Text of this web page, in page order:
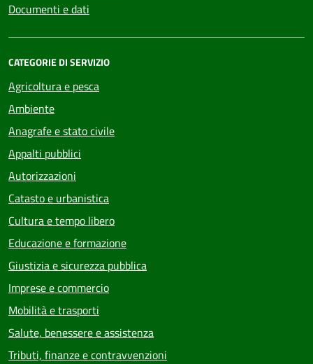
Documenti e dati
CATEGORIE DI SERVIZIO
Agricoltura e pesca
Ambiente
Anagrafe e stato civile
Appalti pubblici
Autorizzazioni
Catasto e urbanistica
Cultura e tempo libero
Educazione e formazione
Giustizia e sicurezza pubblica
Imprese e commercio
Mobilità e trasporti
Salute, benessere e assistenza
Tributi, finanze e contravvenzioni